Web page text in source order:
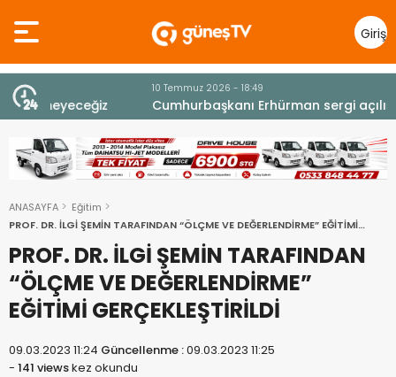
Giriş
Yap
10 Temmuz 2026 - 18:49
Cumhurbaşkanı Erhürman sergi açılışında
fenalaşarak hastaneye kaldırıldı
ANASAYFA
Eğitim
PROF. DR. İLGİ ŞEMİN TARAFINDAN “ÖLÇME VE DEĞERLENDİRME” EĞİTİMİ
PROF. DR. İLGİ ŞEMİN TARAFINDAN
“ÖLÇME VE DEĞERLENDİRME”
EĞİTİMİ GERÇEKLEŞTİRİLDİ
09.03.2023 11:24 Güncellenme :09.03.2023 11:25
- 141 viewskez okundu